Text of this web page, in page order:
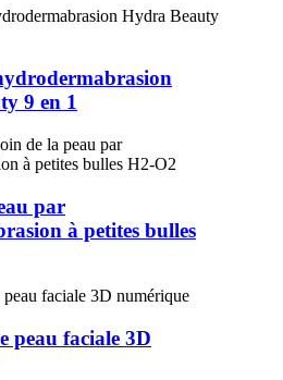
9 en 1
par
à petites bulles
peau faciale 3D